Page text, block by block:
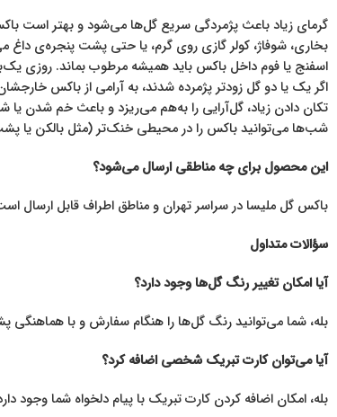
گرمای زیاد باعث پژمردگی سریع گل‌ها می‌شود و بهتر است
بخاری، شوفاژ، کولر گازی روی گرم، یا حتی پشت پنجره‌ی داغ
اسفنج یا فوم داخل باکس باید همیشه مرطوب بماند. روزی
اگر یک یا دو گل زودتر پژمرده شدند، به آرامی از باکس
تکان دادن زیاد، گل‌آرایی را به‌هم می‌ریزد و باعث خم شدن
شب‌ها می‌توانید باکس را در محیطی خنک‌تر (مثل بالکن یا
این محصول برای چه مناطقی ارسال می‌شود؟
باکس گل ملیسا در سراسر تهران و مناطق اطراف قابل ارسال
سؤالات متداول
آیا امکان تغییر رنگ گل‌ها وجود دارد؟
بله، شما می‌توانید رنگ گل‌ها را هنگام سفارش و با
آیا می‌توان کارت تبریک شخصی اضافه کرد؟
بله، امکان اضافه کردن کارت تبریک با پیام دلخواه شما